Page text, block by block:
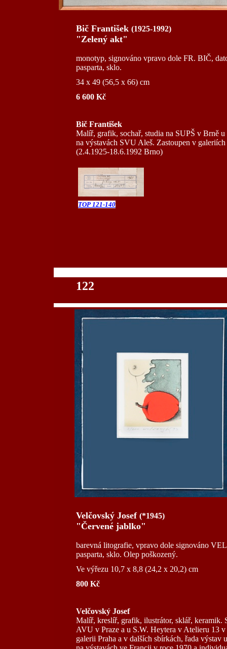
Bič František (1925-1992)
"Zelený akt"
monotyp, signováno vpravo dole FR. BIČ,
pasparta, sklo.
34 x 49 (56,5 x 66) cm
6 600 Kč
Bič František
Malíř, grafik, sochař, studia na SUPŠ v Brně
na výstavách SVU Aleš. Zastoupen v
(2.4.1925-18.6.1992 Brno)
TOP 121-140
122
Velčovský Josef (*1945)
"Červené jablko"
barevná litografie, vpravo dole signováno
pasparta, sklo. Olep poškozený.
Ve výřezu 10,7 x 8,8 (24,2 x 20,2) cm
800 Kč
Velčovský Josef
Malíř, kreslíř, grafik, ilustrátor, sklář, keramik.
AVU v Praze a u S.W. Heytera v Atelieru 13
galerii Praha a v dalších sbírkách, řada